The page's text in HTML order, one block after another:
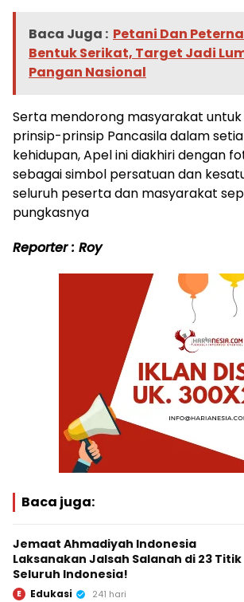
Baca Juga : Petani Dan
Bentuk Serikat, Target Jadi
Pangan Nasional
Serta mendorong masyarakat
prinsip-prinsip Pancasila dalam
kehidupan, Apel ini diakhiri dengan
sebagai simbol persatuan dan
seluruh peserta dan masyarakat
pungkasnya
Reporter : Roy
Baca juga:
Jemaat Ahmadiyah Indonesia
Laksanakan Jalsah Salanah di 23 Titik
Seluruh Indonesia!
E Edukasi 241 hari